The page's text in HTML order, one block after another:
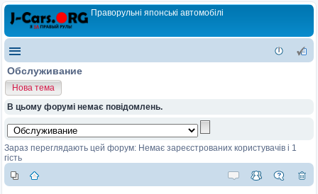
Праворульні японські автомобілі
Обслуживание
Нова тема
В цьому форумі немає повідомлень.
Зараз переглядають цей форум: Немає зареєстрованих користувачів і 1
гість